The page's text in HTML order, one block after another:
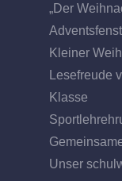
„Der
Kleiner
Lesefreude
Klasse
Unser